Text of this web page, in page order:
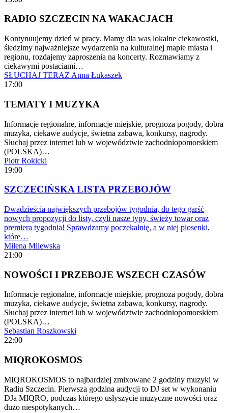
RADIO SZCZECIN NA WAKACJACH
Kontynuujemy dzień w pracy. Mamy dla was lokalne ciekawostki,
śledzimy najważniejsze wydarzenia na kulturalnej mapie miasta i
regionu, rozdajemy zaproszenia na koncerty. Rozmawiamy z
ciekawymi postaciami…
SŁUCHAJ TERAZ Anna Łukaszek
17:00
TEMATY I MUZYKA
Informacje regionalne, informacje miejskie, prognoza pogody, dobra
muzyka, ciekawe audycje, świetna zabawa, konkursy, nagrody.
Słuchaj przez internet lub w województwie zachodniopomorskiem
(POLSKA)…
Piotr Rokicki
19:00
SZCZECIŃSKA LISTA PRZEBOJÓW
Dwadzieścia największych przebojów tygodnia, do tego garść
nowych propozycji do listy, czyli nasze typy, świeży towar oraz
premiera tygodnia! Sprawdzamy poczekalnię, a w niej piosenki,
które…
Milena Milewska
21:00
NOWOŚCI I PRZEBOJE WSZECH CZASÓW
Informacje regionalne, informacje miejskie, prognoza pogody, dobra
muzyka, ciekawe audycje, świetna zabawa, konkursy, nagrody.
Słuchaj przez internet lub w województwie zachodniopomorskiem
(POLSKA)…
Sebastian Roszkowski
22:00
MIQROKOSMOS
MIQROKOSMOS to najbardziej zmixowane 2 godziny muzyki w
Radiu Szczecin. Pierwsza godzina audycji to DJ set w wykonaniu
DJa MIQRO, podczas którego usłyszycie muzyczne nowości oraz
dużo niespotykanych…